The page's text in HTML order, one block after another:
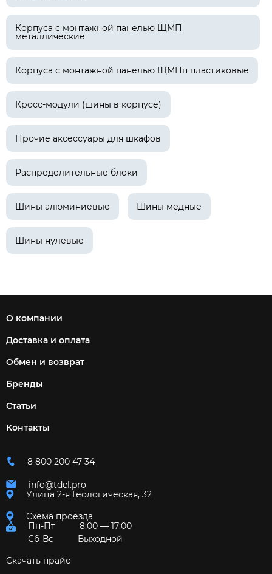
Корпуса с монтажной панелью ЩМП
металлические
Корпуса с монтажной панелью ЩМПп пластиковые
Кросс-модули (шины в корпусе)
Прочие аксессуары для шкафов
Распределительные блоки
Шины алюминиевые Шины медные
Шины нулевые
О компании
Доставка и оплата
Обмен и возврат
Бренды
Статьи
Контакты
8 800 200 47 34
info@tdel.pro
Улица 2-я Геологическая, 32
Схема проезда
Пн-Пт
8:00 — 17:00
Сб-Вс
Выходной
Скачать прайс